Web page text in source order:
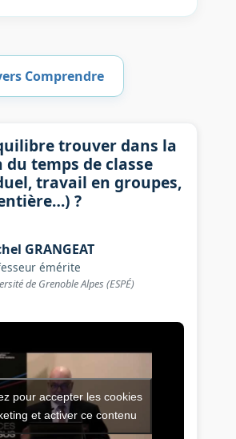
Comprendre
trouver dans la
du temps de classe
travail en groupes,
?
GRANGEAT
émérite
de Grenoble Alpes (ESPÉ)
Vidéo de l’intervention :
pour accepter les cookies
et activer ce contenu